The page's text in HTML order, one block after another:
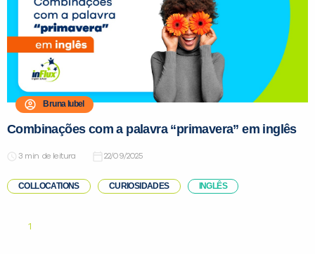
Bruna Iubel
Combinações com a palavra “primavera” em inglês
de leitura 22/09/2025
COLLOCATIONS CURIOSIDADES INGLÊS
1